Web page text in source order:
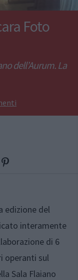
Foto
dell’Aurum. La
edizione del
interamente
di 6
operanti sul
Sala Flaiano